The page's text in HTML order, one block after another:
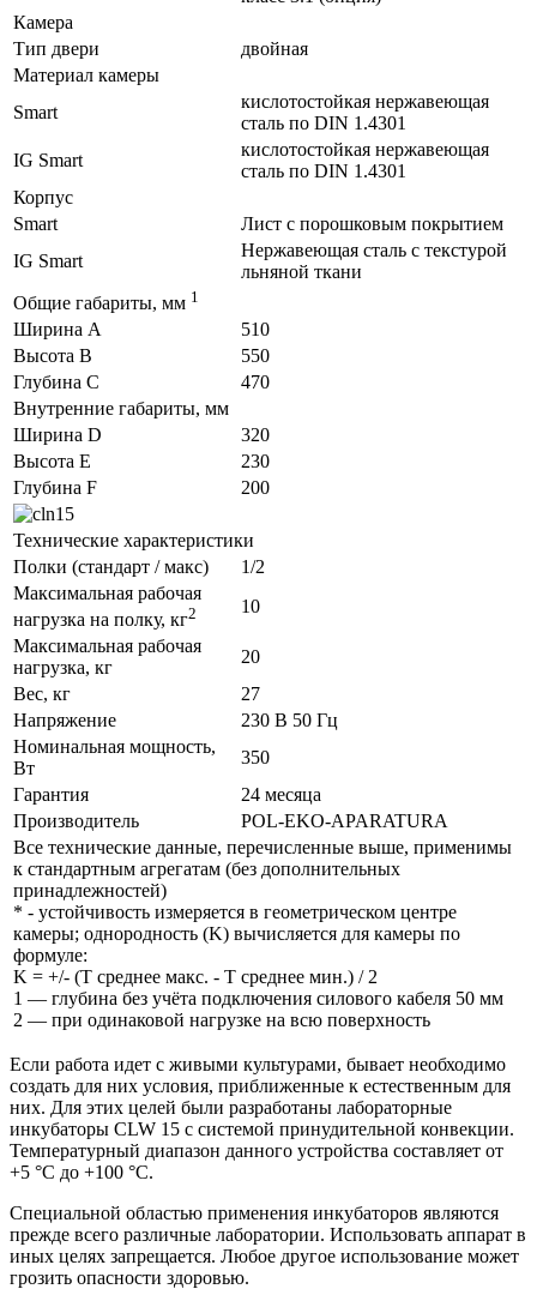
Камера
Тип двери
двойная
Материал камеры
Smart
кислотостойкая нержавеющая
сталь по DIN 1.4301
IG Smart
кислотостойкая нержавеющая
сталь по DIN 1.4301
Корпус
Smart
Лист с порошковым покрытием
IG Smart
Нержавеющая сталь с текстурой
льняной ткани
Общие габариты, мм 1
Ширина A
510
Высота B
550
Глубина C
470
Внутренние габариты, мм
Ширина D
320
Высота E
230
Глубина F
200
Технические характеристики
Полки (стандарт / макс)
1/2
Максимальная рабочая
нагрузка на полку, кг2
10
Максимальная рабочая
нагрузка, кг
20
Вес, кг
27
Напряжение
230 В 50 Гц
Номинальная мощность,
Вт
350
Гарантия
24 месяца
Производитель
POL-EKO-APARATURA
Все технические данные, перечисленные выше, применимы
к стандартным агрегатам (без дополнительных
принадлежностей)
* - устойчивость измеряется в геометрическом центре
камеры; однородность (K) вычисляется для камеры по
формуле:
K = +/- (T среднее макс. - T среднее мин.) / 2
1 — глубина без учёта подключения силового кабеля 50 мм
2 — при одинаковой нагрузке на всю поверхность
Если работа идет с живыми культурами, бывает необходимо
создать для них условия, приближенные к естественным для
них. Для этих целей были разработаны лабораторные
инкубаторы CLW 15 с системой принудительной конвекции.
Температурный диапазон данного устройства составляет от
+5 °C до +100 °C.
Специальной областью применения инкубаторов являются
прежде всего различные лаборатории. Использовать аппарат в
иных целях запрещается. Любое другое использование может
грозить опасности здоровью.